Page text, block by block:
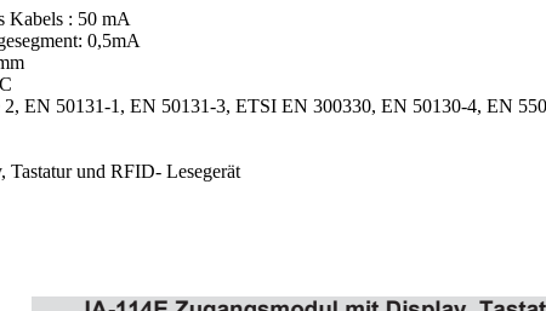
Kabels : 50 mA
0,5mA
2, EN 50131-1, EN 50131-3, ETSI EN 300330, EN 50130-4, EN
und RFID- Lesegerät